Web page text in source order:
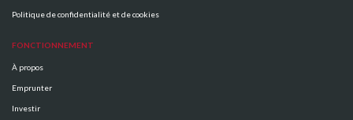
Politique de confidentialité et de cookies
FONCTIONNEMENT
À propos
Emprunter
Investir